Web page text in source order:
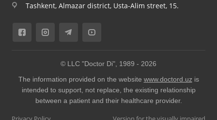
Tashkent, Almazar district, Usta-Alim street, 15.
© LLC "Doctor Di", 1989 - 2026
The information provided on the website www.doctord.uz is
intended to support, not replace, the existing relationship
between a patient and their healthcare provider.